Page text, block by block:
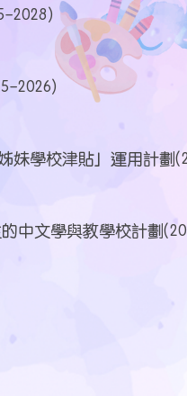
2028)
2026)
妹學校津貼」運用計劃
中文學與教學校計劃